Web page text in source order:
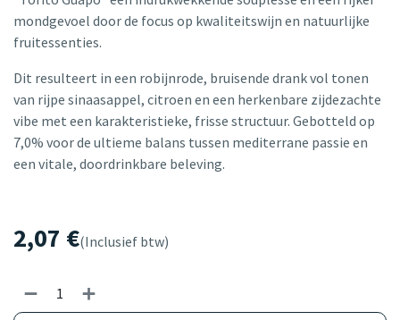
mondgevoel door de focus op kwaliteitswijn en natuurlijke
fruitessenties.
Dit resulteert in een robijnrode, bruisende drank vol tonen
van rijpe sinaasappel, citroen en een herkenbare zijdezachte
vibe met een karakteristieke, frisse structuur. Gebotteld op
7,0% voor de ultieme balans tussen mediterrane passie en
een vitale, doordrinkbare beleving.
2,07 €(Inclusief btw)